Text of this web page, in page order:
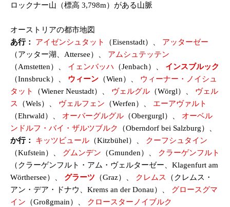
ロックナー山（標高 3,798m）がある山脈
オーストリアの都市地図
あ行：
アイゼンシュタット （Eisenstadt）、 アッターゼー
（アッター湖、Attersee）、 アムシュテッテン
（Amstetten）、 イェンバッハ （Jenbach）、 インスブルック
（Innsbruck）、 ウィーン （Wien）、 ウィーナー・ノイシュ
タット
（Wiener Neustadt）、 ヴェルグル （Wörgl）、 ヴェル
ス
（Wels）、 ヴェルフェン （Werfen）、 エーアヴァルト
（Ehrwald）、 オーバーグルグル （Obergurgl）、 オーベル
ンドルフ・バイ・ザルツブルク
（Oberndorf bei Salzburg）、
か行：
キッツビュール （Kitzbühel）、 クーフシュタイン
（Kufstein）、 グムンデン （Gmunden）、 クラーゲンフルト
（クラーゲンフルト・アム・ヴェルターゼー、Klagenfurt am
Wörthersee）、 グラーツ （Graz）、 クレムス
（クレムス・
アン・デア・ドナウ、Krems an der Donau）、 グロースグマ
イン （Großgmain）、 クロースターノイブルク